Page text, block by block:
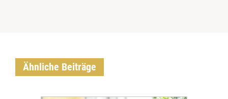
Ähnliche Beiträge